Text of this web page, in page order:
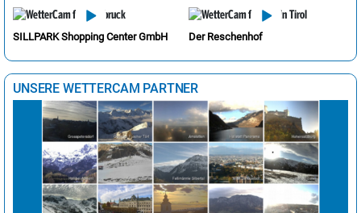
SILLPARK Shopping Center GmbH Der Reschenhof
UNSERE WETTERCAM PARTNER